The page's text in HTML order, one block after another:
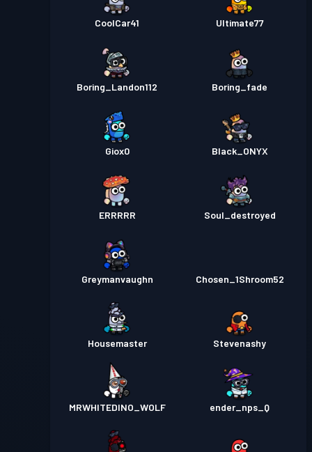
CoolCar41 Ultimate77
Boring_Landon112 Boring_fade
Giox0 Black_ONYX
ERRRRR Soul_destroyed
Greymanvaughn Chosen_1Shroom52
Housemaster Stevenashy
MRWHITEDINO_WOLF ender_nps_Q